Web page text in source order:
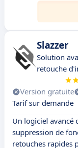
Slazzer
Solution
retouche
Version gratuite
Tarif sur demande
Un logiciel avancé
suppression de
retouches rapides